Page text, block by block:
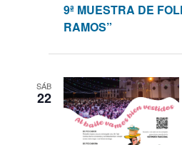
9ª MUESTRA DE
RAMOS”
SÁB
22